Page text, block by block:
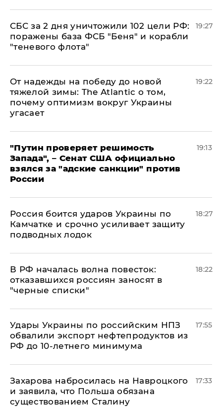
СБС за 2 дня уничтожили 102 цели РФ:
поражены база ФСБ "Беня" и корабли
"теневого флота"
19:27
От надежды на победу до новой
тяжелой зимы: The Atlantic о том,
почему оптимизм вокруг Украины
угасает
19:22
"Путин проверяет решимость
Запада", – Сенат США официально
взялся за "адские санкции" против
России
19:13
Россия боится ударов Украины по
Камчатке и срочно усиливает защиту
подводных лодок
18:27
​В РФ началась волна повесток:
отказавшихся россиян заносят в
"черные списки"
18:22
Удары Украины по российским НПЗ
обвалили экспорт нефтепродуктов из
РФ до 10-летнего минимума
17:55
​Захарова набросилась на Навроцкого
и заявила, что Польша обязана
существованием Сталину
17:33